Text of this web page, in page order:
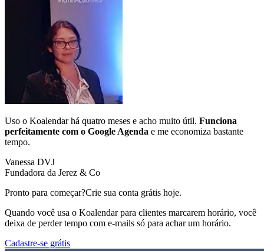
Uso o Koalendar há quatro meses e acho muito útil. Funciona
perfeitamente com o Google Agenda e me economiza bastante
tempo.
Vanessa DVJ
Fundadora da Jerez & Co
Pronto para começar?Crie sua conta grátis hoje.
Quando você usa o Koalendar para clientes marcarem horário, você
deixa de perder tempo com e-mails só para achar um horário.
Cadastre-se grátis